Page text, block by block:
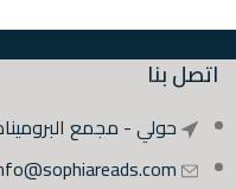
اتصل بنا
حولي - مجمع